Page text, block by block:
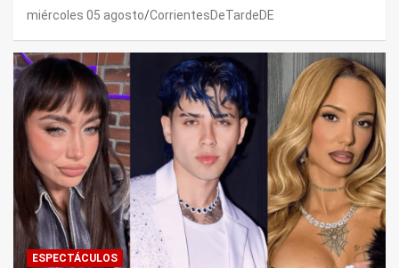
NORDELTA: “NECESITAN RASCAR DE ALGÚN
miércoles 05 agosto CorrientesDeTardeDE
ESPECTÁCULOS